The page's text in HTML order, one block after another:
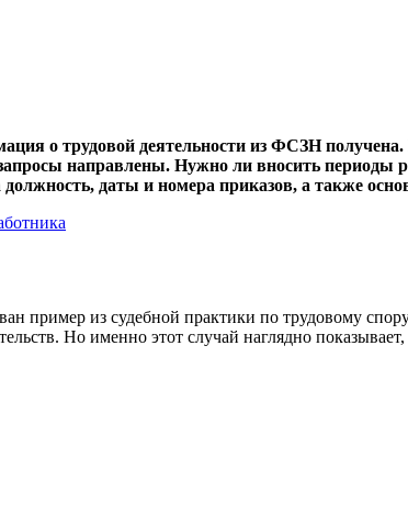
о трудовой деятельности из ФСЗН
направлены. Нужно ли вносить периоды
даты и номера приказов, а также
пример из судебной практики по трудовому
Но именно этот случай наглядно